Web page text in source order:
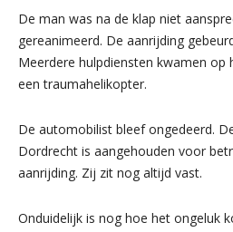
De man was na de klap niet
gereanimeerd. De aanrijding
Meerdere hulpdiensten kwamen
een traumahelikopter.
De automobilist bleef ongedeerd.
Dordrecht is aangehouden voor
aanrijding. Zij zit nog altijd vast.
Onduidelijk is nog hoe het ongeluk